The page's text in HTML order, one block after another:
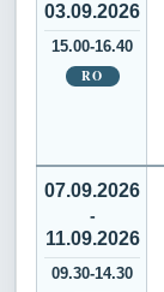
03.09.2026
15.00-16.40
RO
07.09.2026
-
11.09.2026
09.30-14.30